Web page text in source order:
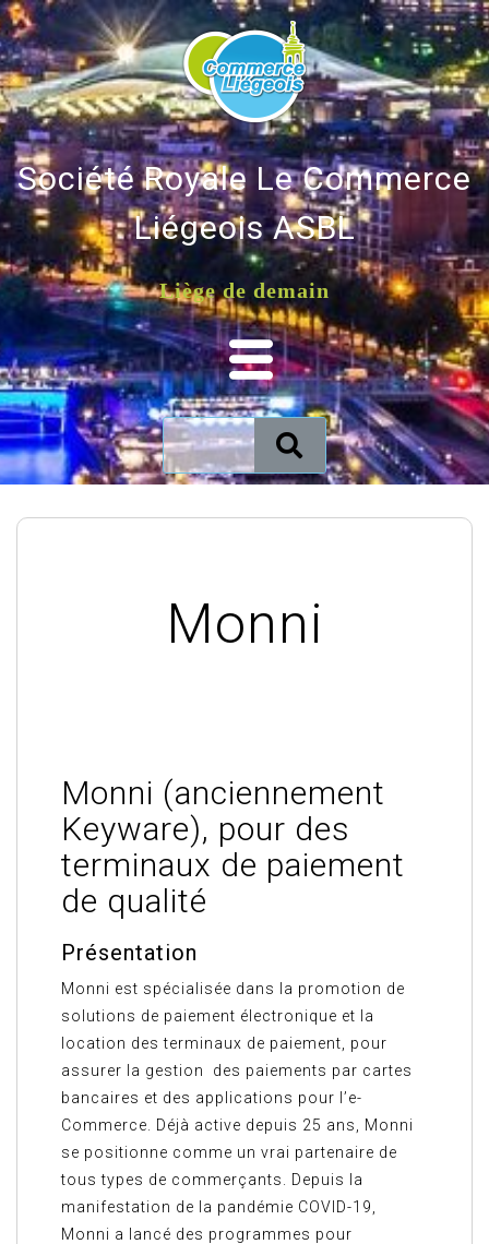
Société Royale Le Commerce
Liégeois ASBL
Liège de demain
Monni
Monni (anciennement
Keyware), pour des
terminaux de paiement
de qualité
Présentation
Monni est spécialisée dans la promotion de
solutions de paiement électronique et la
location des terminaux de paiement, pour
assurer la gestion des paiements par cartes
bancaires et des applications pour l’e-
Commerce. Déjà active depuis 25 ans, Monni
se positionne comme un vrai partenaire de
tous types de commerçants. Depuis la
manifestation de la pandémie COVID-19,
Monni a lancé des programmes pour